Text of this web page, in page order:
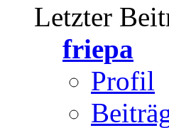
Letzter
friepa
Profil